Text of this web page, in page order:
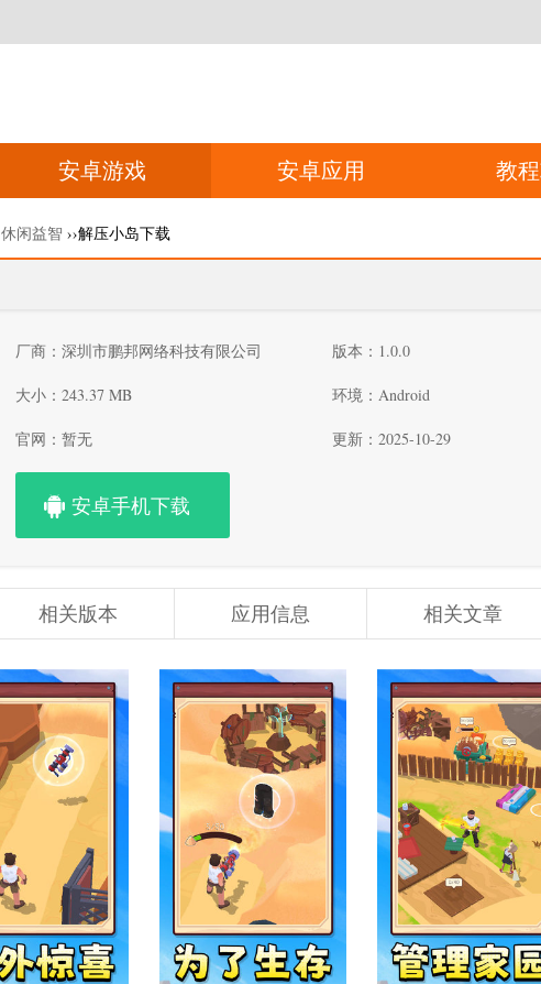
安卓游戏 安卓应用 教
休闲益智 ››解压小岛下载
安卓手机下载
厂商：深圳市鹏邦网络科技有限公司 版本：1.0.0
大小：243.37 MB 环境：Android
官网：暂无 更新：2025-10-29
相关版本 应用信息 相关文章